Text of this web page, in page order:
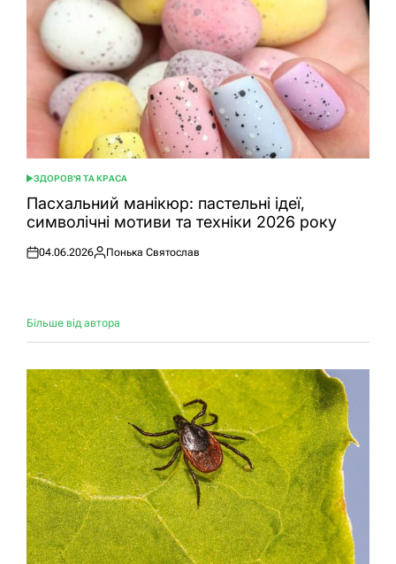
ОПУБЛІКУВАТИ
У
ЗДОРОВ'Я ТА КРАСА
Пасхальний манікюр: пастельні ідеї,
символічні мотиви та техніки 2026 року
Оприлюднено
04.06.2026
Опубліковано
Понька Святослав
Більше від автора